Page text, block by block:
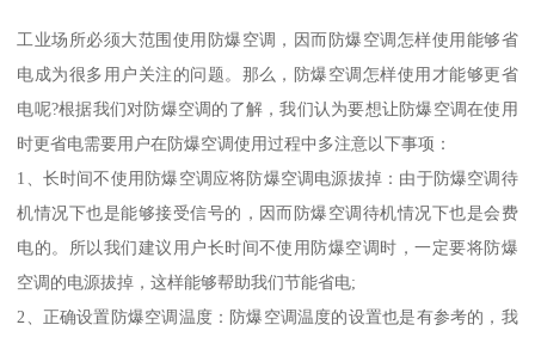
工业场所必须大范围使用防爆空调，因而防爆空调怎样使用能够省
电成为很多用户关注的问题。那么，防爆空调怎样使用才能够更省
电呢?根据我们对防爆空调的了解，我们认为要想让防爆空调在使用
时更省电需要用户在防爆空调使用过程中多注意以下事项：
1、长时间不使用防爆空调应将防爆空调电源拔掉：由于防爆空调待
机情况下也是能够接受信号的，因而防爆空调待机情况下也是会费
电的。所以我们建议用户长时间不使用防爆空调时，一定要将防爆
空调的电源拔掉，这样能够帮助我们节能省电;
2、正确设置防爆空调温度：防爆空调温度的设置也是有参考的，我